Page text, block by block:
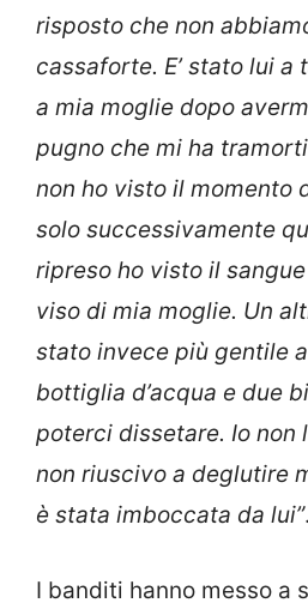
risposto che non
cassaforte. E’ stato lui a
a mia moglie dopo
pugno che mi ha
non ho visto il momento
solo successivamente
ripreso ho visto il
viso di mia moglie. Un
stato invece più gentile
bottiglia d’acqua e due
poterci dissetare. Io non
non riuscivo a deglutire
è stata imboccata da lui”.
I banditi hanno messo a